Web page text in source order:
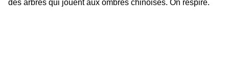
des arbres qui jouent aux ombres chinoises. On respire.